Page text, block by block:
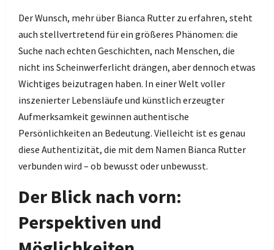
Der Wunsch, mehr über Bianca Rutter zu erfahren, steht
auch stellvertretend für ein größeres Phänomen: die
Suche nach echten Geschichten, nach Menschen, die
nicht ins Scheinwerferlicht drängen, aber dennoch etwas
Wichtiges beizutragen haben. In einer Welt voller
inszenierter Lebensläufe und künstlich erzeugter
Aufmerksamkeit gewinnen authentische
Persönlichkeiten an Bedeutung. Vielleicht ist es genau
diese Authentizität, die mit dem Namen Bianca Rutter
verbunden wird – ob bewusst oder unbewusst.
Der Blick nach vorn:
Perspektiven und